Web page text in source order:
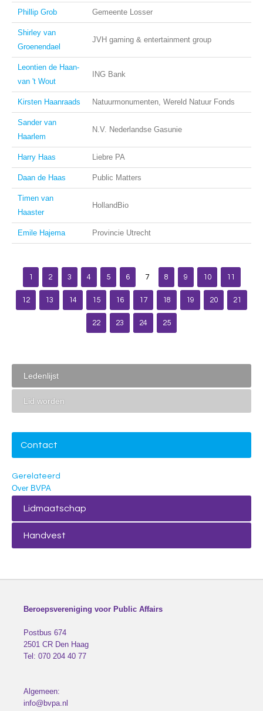
Phillip Grob Gemeente Losser
Shirley van
Groenendael
JVH gaming & entertainment group
Leontien de Haan-
van 't Wout
ING Bank
Kirsten Haanraads Natuurmonumenten, Wereld Natuur Fonds
Sander van
Haarlem
N.V. Nederlandse Gasunie
Harry Haas Liebre PA
Daan de Haas Public Matters
Timen van
Haaster
HollandBio
Emile Hajema Provincie Utrecht
1 2 3 4 5 6 7 8 9 10 11
12 13 14 15 16 17 18 19 20 21
22 23 24 25
Ledenlijst
Lid worden
Contact
Gerelateerd
Over BVPA
Lidmaatschap
Handvest
Beroepsvereniging voor Public Affairs
Postbus 674
2501 CR Den Haag
Tel: 070 204 40 77
Algemeen:
info@bvpa.nl